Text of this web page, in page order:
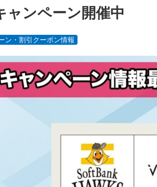
ャンペーン開催中
ン・割引クーポン情報